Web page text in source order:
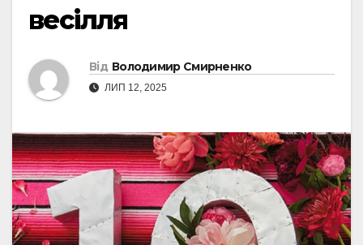
весілля
Від Володимир Смирненко
ЛИП 12, 2025